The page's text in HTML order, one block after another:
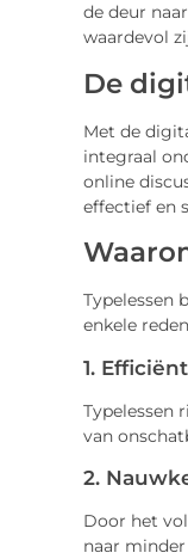
de deur
waardevol
De
Met de
integraal
online
effectief en
Typelessen
enkele
1.
Typelessen
van
2.
Door het
naar